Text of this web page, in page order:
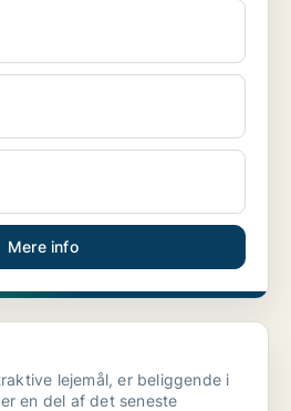
Mere info
lejemål, er beliggende i
en del af det seneste